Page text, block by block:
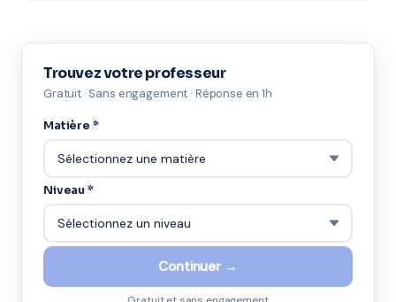
Trouvez votre professeur
Gratuit · Sans engagement · Réponse en 1h
Matière *
Niveau *
Continuer →